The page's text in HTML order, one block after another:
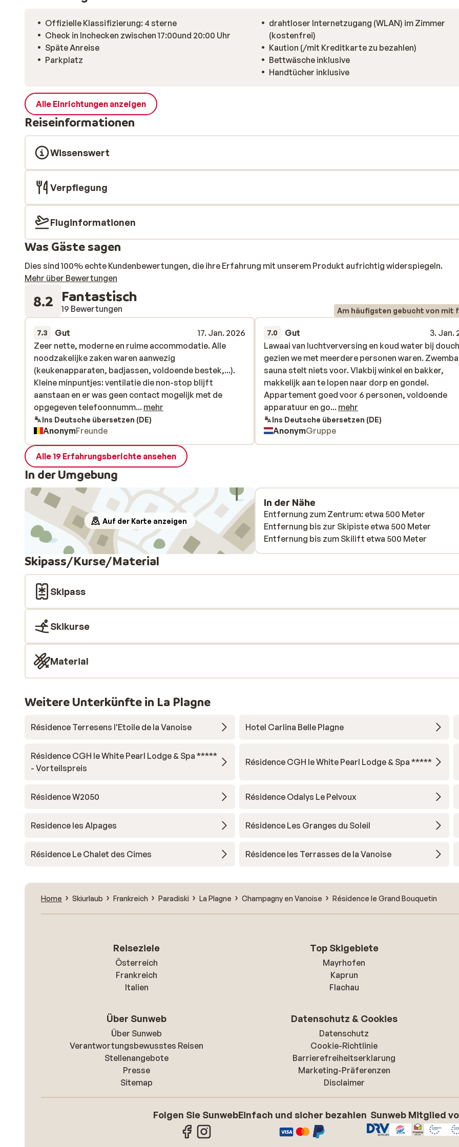
Offizielle Klassifizierung: 4 sterne
Check in Inchecken zwischen 17:00und 20:00 Uhr
Späte Anreise
Parkplatz
drahtloser Internetzugang (WLAN) im Zimmer
(kostenfrei)
Kaution (/mit Kreditkarte zu bezahlen)
Bettwäsche inklusive
Handtücher inklusive
Alle Einrichtungen anzeigen
Reiseinformationen
Wissenswert
Verpflegung
Fluginformationen
Was Gäste sagen
Dies sind 100% echte Kundenbewertungen, die ihre Erfahrung mit unserem Produkt aufrichtig widerspiegeln.
Mehr über Bewertungen
8.2 Fantastisch
19 Bewertungen Am häufigsten gebucht von mit
7.3 Gut
17. Jan. 2026
Zeer nette, moderne en ruime accommodatie. Alle
noodzakelijke zaken waren aanwezig
(keukenapparaten, badjassen, voldoende bestek,...).
Kleine minpuntjes: ventilatie die non-stop blijft
aanstaan en er was geen contact mogelijk met de
opgegeven telefoonnummers. Vragen werden dus
nooit beantwoord.
Zeer nette, moderne en ruime accommodatie. Alle
noodzakelijke zaken waren aanwezig
(keukenapparaten, badjassen, voldoende bestek,...).
Kleine minpuntjes: ventilatie die non-stop blijft
aanstaan en er was geen contact mogelijk met de
opgegeven telefoonnumm... mehr
Ins Deutsche übersetzen (DE)
AnonymFreunde
7.0 Gut
3. Jan.
Lawaai van luchtverversing en koud water bij
gezien we met meerdere personen waren.
sauna stelt niets voor. Vlakbij winkel en bakker,
makkelijk aan te lopen naar dorp en gondel.
Appartement goed voor 6 personen, voldoende
apparatuur en goede ligging vriendelijk personeel en
behulpzaam.
Lawaai van luchtverversing en koud water bij
gezien we met meerdere personen waren.
sauna stelt niets voor. Vlakbij winkel en bakker,
makkelijk aan te lopen naar dorp en gondel.
Appartement goed voor 6 personen, voldoende
apparatuur en go... mehr
Ins Deutsche übersetzen (DE)
AnonymGruppe
Alle 19 Erfahrungsberichte ansehen
In der Umgebung
Auf der Karte anzeigen
In der Nähe
Entfernung zum Zentrum: etwa 500 Meter
Entfernung bis zur Skipiste etwa 500 Meter
Entfernung bis zum Skilift etwa 500 Meter
Skipass/Kurse/Material
Skipass
Skikurse
Material
Weitere Unterkünfte in La Plagne
Résidence Terresens l'Etoile de la Vanoise Hotel Carlina Belle Plagne
Résidence CGH le White Pearl Lodge & Spa *****
- Vorteilspreis
Résidence CGH le White Pearl Lodge & Spa *****
Résidence W2050 Résidence Odalys Le Pelvoux
Residence les Alpages Résidence Les Granges du Soleil
Résidence Le Chalet des Cimes Résidence les Terrasses de la Vanoise
Home Skiurlaub Frankreich Paradiski La Plagne Champagny en Vanoise Résidence le Grand Bouquetin
Reiseziele
Österreich
Frankreich
Italien
Top Skigebiete
Mayrhofen
Kaprun
Flachau
Über Sunweb
Über Sunweb
Verantwortungsbewusstes Reisen
Stellenangebote
Presse
Sitemap
Datenschutz & Cookies
Datenschutz
Cookie-Richtlinie
Barrierefreiheitserklarung
Marketing-Präferenzen
Disclaimer
Folgen Sie SunwebEinfach und sicher bezahlen Sunweb Mitglied